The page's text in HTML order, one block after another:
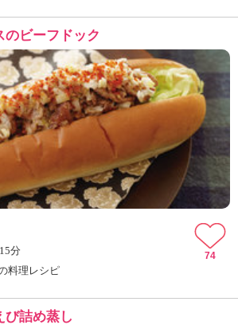
のビーフドック
15分
料理レシピ
74
び詰め蒸し